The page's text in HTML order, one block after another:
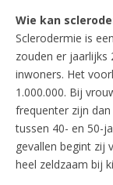
Wie kan
Sclerodermie is
zouden er jaarlijks
inwoners. Het
1.000.000. Bij
frequenter zijn
tussen 40- en 50-
gevallen begint zij
heel zeldzaam bij